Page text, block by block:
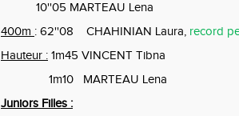
10''05 MARTEAU Lena
400m : 62''08 CHAHINIAN Laura, record
Hauteur : 1m45 VINCENT Tibna
1m10
MARTEAU Lena
Juniors Filles :